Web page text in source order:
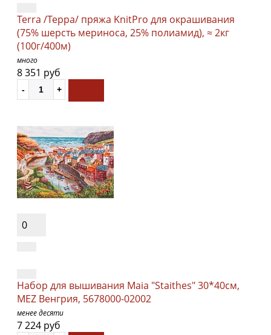
Terra /Терра/ пряжа KnitPro для окрашивания
(75% шерсть мериноса, 25% полиамид), ≈ 2кг
(100г/400м)
много
8 351 руб
0
Набор для вышивания Maia "Staithes" 30*40см,
MEZ Венгрия, 5678000-02002
менее десяти
7 224 руб